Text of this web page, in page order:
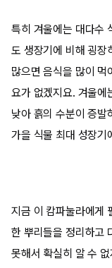
특히 겨울에는 대다수
도 생장기에 비해 굉장
많으면 음식을 많이 먹
요가 없겠지요. 겨울에
낮아 흙의 수분이 증발
가을 식물 최대 성장기
지금 이 캄파눌라에게
한 뿌리들을 정리하고
못해서 확실히 알 수